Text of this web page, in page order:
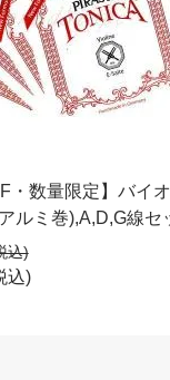
・数量限定】バイ
ルミ巻),A,D,G線セ
込)
込)